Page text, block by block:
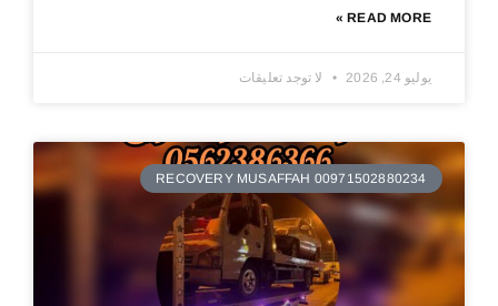
READ MORE »
يوليو 24, 2026 لا توجد تعليقات
RECOVERY MUSAFFAH 00971502880234